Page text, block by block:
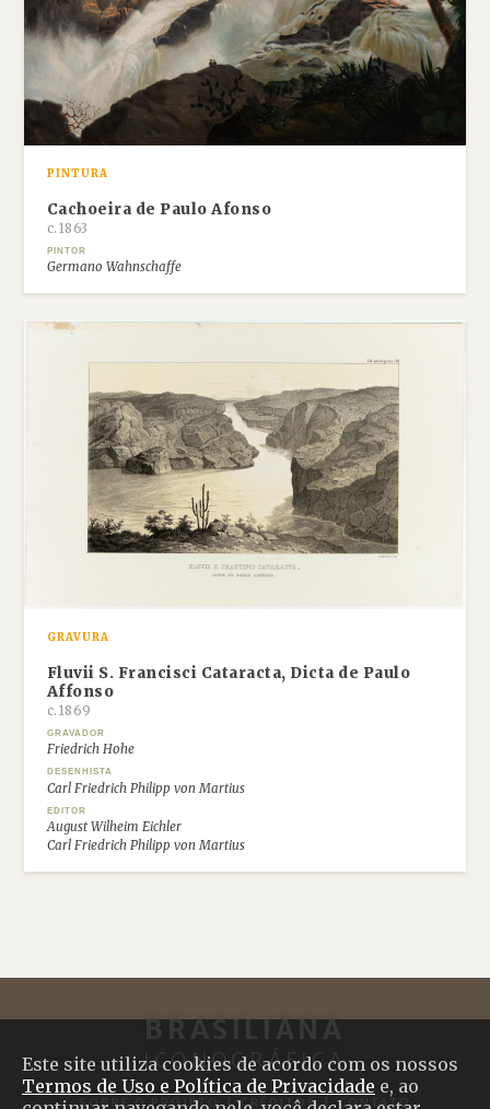
Este site utiliza cookies de acordo com os nossos
Termos de Uso e Política de Privacidade e, ao
PINTURA
Cachoeira de Paulo Afonso
c.1863
PINTOR
Germano Wahnschaffe
GRAVURA
Fluvii S. Francisci Cataracta, Dicta de Paulo
Affonso
c.1869
GRAVADOR
Friedrich Hohe
DESENHISTA
Carl Friedrich Philipp von Martius
EDITOR
August Wilheim Eichler
Carl Friedrich Philipp von Martius
BRASILIANA
ICONOGRÁFICA
SOBRE O PROJETO| CRÉDITOS |CONTATO